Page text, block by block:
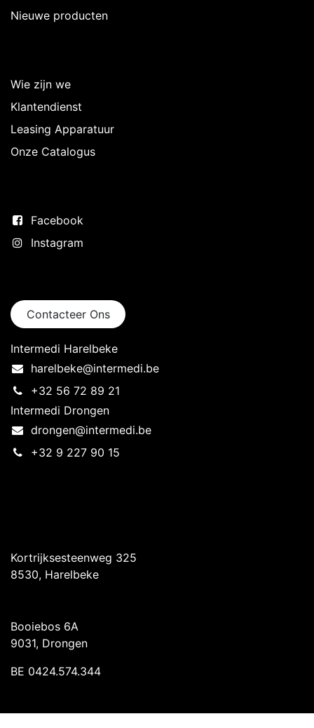
Nieuwe producten
Wie zijn we
Klantendienst
Leasing Apparatuur
Onze Catalogus
Facebook
Instagram
Contacteer Ons
Intermedi Harelbeke
harelbeke@intermedi.be
+32 56 72 89 21
Intermedi Drongen
drongen@intermedi.be
+32 9 227 90 15
Kortrijksesteenweg 325
8530, Harelbeke
Booiebos 6A
9031, Drongen
BE 0424.574.344